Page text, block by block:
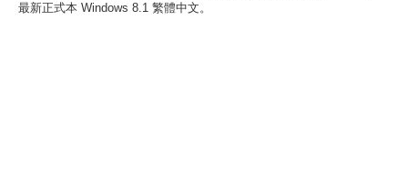
最新正式本 Windows 8.1 繁體中文。